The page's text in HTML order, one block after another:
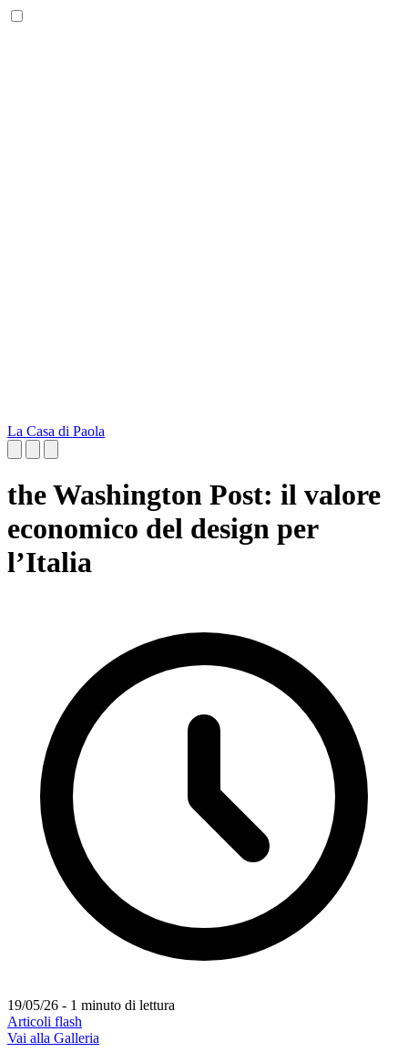
La Casa di Paola
the Washington Post: il valore
economico del design per
l’Italia
19/05/26 - 1 minuto di lettura
Articoli flash
Vai alla Galleria